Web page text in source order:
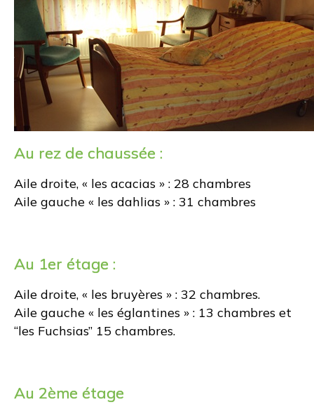
Au rez de chaussée :
Aile droite, « les acacias » : 28 chambres
Aile gauche « les dahlias » : 31 chambres
Au 1er étage :
Aile droite, « les bruyères » : 32 chambres.
Aile gauche « les églantines » : 13 chambres et
“les Fuchsias” 15 chambres.
Au 2ème étage